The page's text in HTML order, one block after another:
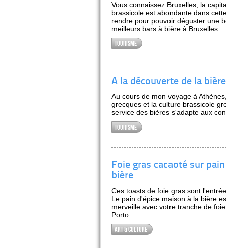
Vous connaissez Bruxelles, la
brassicole est abondante dans
rendre pour pouvoir déguster une
meilleurs bars à bière à Bruxelles.
Tourisme
A la découverte de la
Au cours de mon voyage à
grecques et la culture brassicole
service des bières s'adapte aux
Tourisme
Foie gras cacaoté sur
bière
Ces toasts de foie gras sont
Le pain d'épice maison à la bière
merveille avec votre tranche de
Porto.
Art & culture